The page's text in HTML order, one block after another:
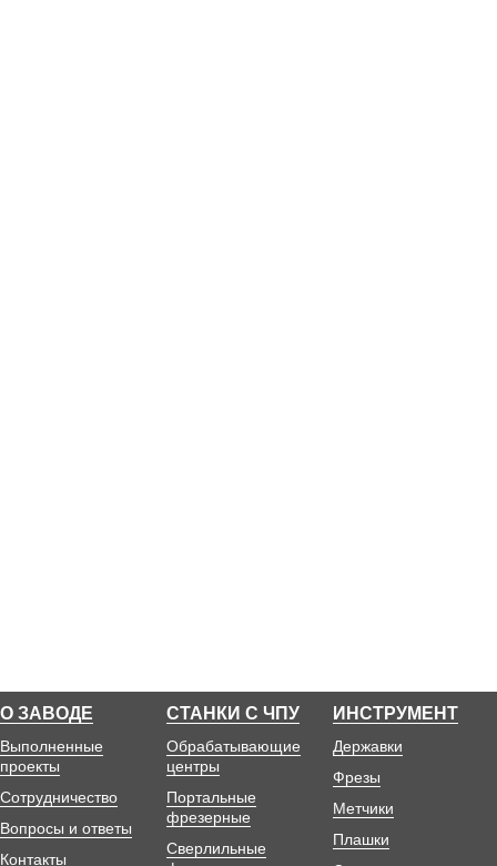
О ЗАВОДЕ
Выполненные
проекты
Сотрудничество
Вопросы и ответы
Контакты
СТАНКИ С ЧПУ
Обрабатывающие
центры
Портальные
фрезерные
Сверлильные
ИНСТРУМЕНТ
Державки
Фрезы
Метчики
Плашки